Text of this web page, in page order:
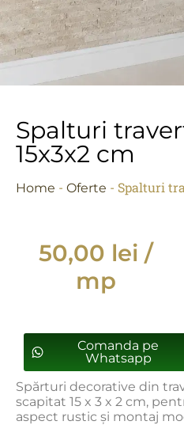
Spalturi
15x3x2 cm
Home - Oferte - Spalturi
50,00 lei /
mp
Comanda pe
Whatsapp
Spărturi decorative din
scapitat 15 x 3 x 2 cm,
aspect rustic și montaj